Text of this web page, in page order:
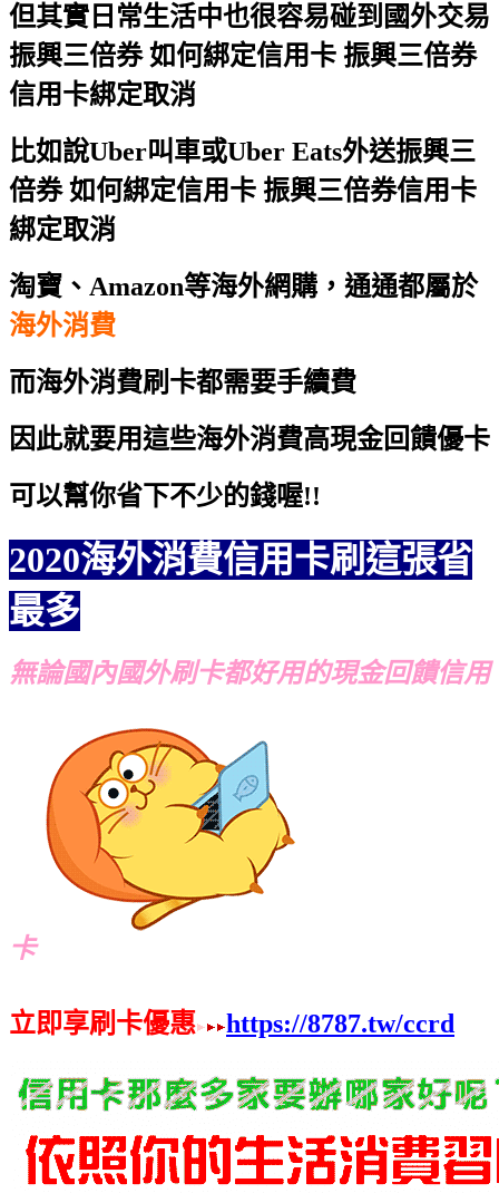
但其實日常生活中也很容易碰到國外交易
振興三倍券 如何綁定信用卡 振興三倍券
信用卡綁定取消
比如說Uber叫車或Uber Eats外送振興三
倍券 如何綁定信用卡 振興三倍券信用卡
綁定取消
淘寶、Amazon等海外網購，通通都屬於
海外消費
而海外消費刷卡都需要手續費
因此就要用這些海外消費高現金回饋優卡
可以幫你省下不少的錢喔!!
2020海外消費信用卡刷這張省
最多
無論國內國外刷卡都好用的現金回饋信用
卡
立即享刷卡優惠 https://8787.tw/ccrd